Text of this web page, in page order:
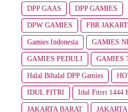
DPP GAAS DPP GAMIES
DPW GAMIES FBR
Gamies Indonesia GAMIES
GAMIES PEDULI GAMIES
Halal Bihalal DPP Gamies
IDUL FITRI Idul Fitrri 1444
JAKARTA BARAT